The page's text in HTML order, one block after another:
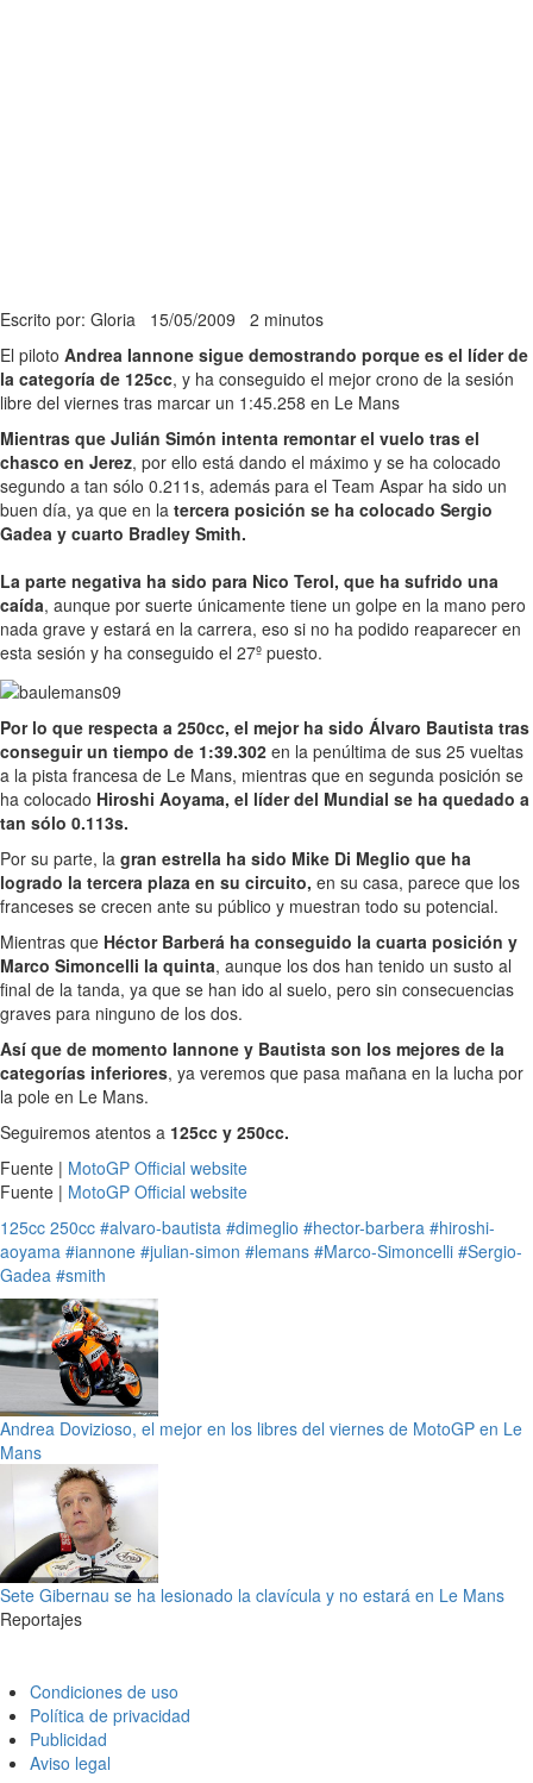
Escrito por: Gloria 15/05/2009 2 minutos
El piloto Andrea Iannone sigue demostrando porque es el líder de
la categoría de 125cc, y ha conseguido el mejor crono de la sesión
libre del viernes tras marcar un 1:45.258 en Le Mans
Mientras que Julián Simón intenta remontar el vuelo tras el
chasco en Jerez, por ello está dando el máximo y se ha colocado
segundo a tan sólo 0.211s, además para el Team Aspar ha sido un
buen día, ya que en la tercera posición se ha colocado Sergio
Gadea y cuarto Bradley Smith.
La parte negativa ha sido para Nico Terol, que ha sufrido una
caída, aunque por suerte únicamente tiene un golpe en la mano pero
nada grave y estará en la carrera, eso si no ha podido reaparecer en
esta sesión y ha conseguido el 27º puesto.
Por lo que respecta a 250cc, el mejor ha sido Álvaro Bautista tras
conseguir un tiempo de 1:39.302 en la penúltima de sus 25 vueltas
a la pista francesa de Le Mans, mientras que en segunda posición se
ha colocado Hiroshi Aoyama, el líder del Mundial se ha quedado a
tan sólo 0.113s.
Por su parte, la gran estrella ha sido Mike Di Meglio que ha
logrado la tercera plaza en su circuito, en su casa, parece que los
franceses se crecen ante su público y muestran todo su potencial.
Mientras que Héctor Barberá ha conseguido la cuarta posición y
Marco Simoncelli la quinta, aunque los dos han tenido un susto al
final de la tanda, ya que se han ido al suelo, pero sin consecuencias
graves para ninguno de los dos.
Así que de momento Iannone y Bautista son los mejores de la
categorías inferiores, ya veremos que pasa mañana en la lucha por
la pole en Le Mans.
Seguiremos atentos a 125cc y 250cc.
Fuente | MotoGP Official website
Fuente | MotoGP Official website
125cc 250cc #alvaro-bautista #dimeglio #hector-barbera #hiroshi-
aoyama #iannone #julian-simon #lemans #Marco-Simoncelli #Sergio-
Gadea #smith
Andrea Dovizioso, el mejor en los libres del viernes de MotoGP en Le
Mans
Sete Gibernau se ha lesionado la clavícula y no estará en Le Mans
Reportajes
Condiciones de uso
Política de privacidad
Publicidad
Aviso legal